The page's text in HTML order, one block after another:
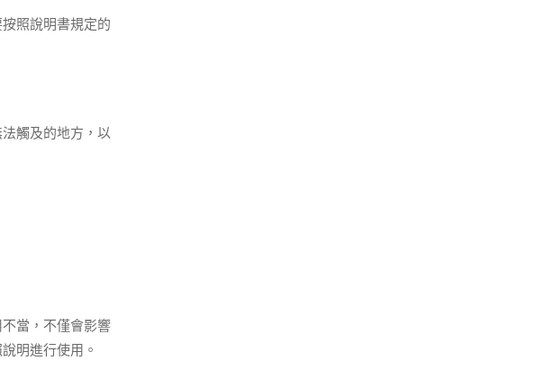
照說明書規定的
觸及的地方，以
當，不僅會影響
明進行使用。